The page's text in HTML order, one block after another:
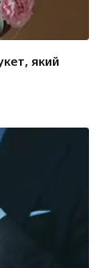
який